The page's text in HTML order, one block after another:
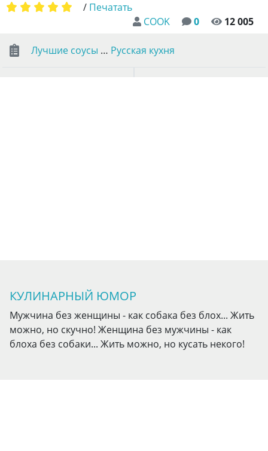
COOK 0 12 005
/ Печатать
Лучшие соусы … Русская кухня
КУЛИНАРНЫЙ ЮМОР
Мужчина без женщины - как собака без блох... Жить
можно, но скучно! Женщина без мужчины - как
блоха без собаки... Жить можно, но кусать некого!